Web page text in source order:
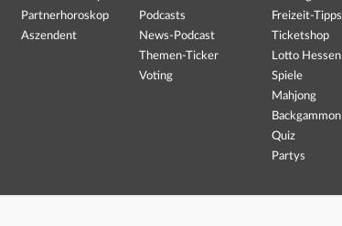
Partnerhoroskop
Aszendent
Podcasts
News-Podcast
Themen-Ticker
Voting
Freizeit-Tipps
Ticketshop
Lotto Hessen
Spiele
Mahjong
Backgammon
Quiz
Partys